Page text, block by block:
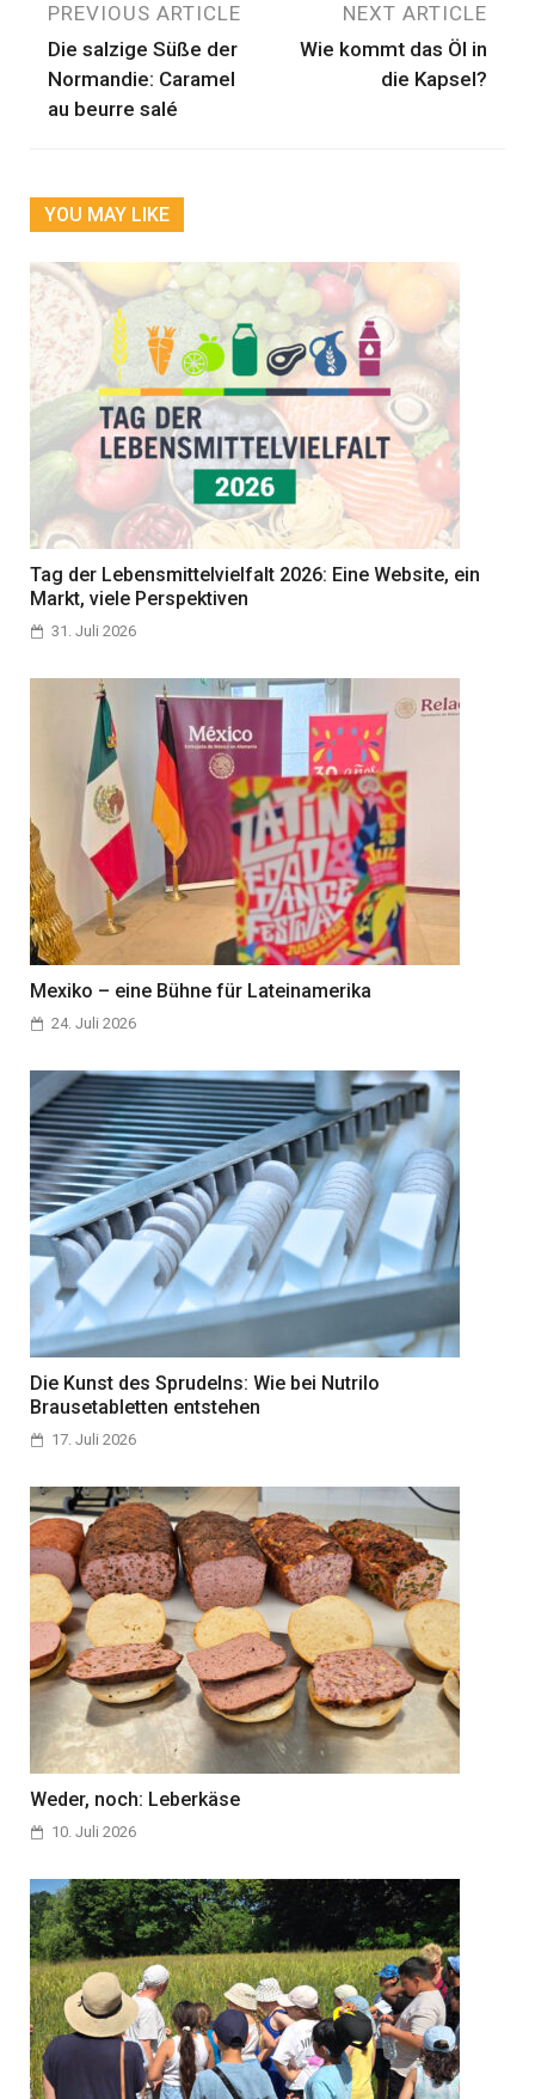
Beitragsnavigation
PREVIOUS ARTICLE
Die salzige Süße der
Normandie: Caramel
au beurre salé
NEXT ARTICLE
Wie kommt das Öl in
die Kapsel?
YOU MAY LIKE
Tag der Lebensmittelvielfalt 2026: Eine Website, ein
Markt, viele Perspektiven
31. Juli 2026
Mexiko – eine Bühne für Lateinamerika
24. Juli 2026
Die Kunst des Sprudelns: Wie bei Nutrilo
Brausetabletten entstehen
17. Juli 2026
Weder, noch: Leberkäse
10. Juli 2026